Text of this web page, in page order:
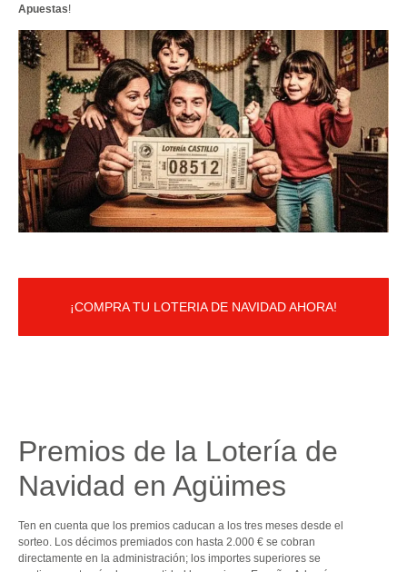
Apuestas!
¡COMPRA TU LOTERIA DE NAVIDAD AHORA!
Premios de la Lotería de
Navidad en Agüimes
Ten en cuenta que los premios caducan a los tres meses desde el
sorteo. Los décimos premiados con hasta 2.000 € se cobran
directamente en la administración; los importes superiores se